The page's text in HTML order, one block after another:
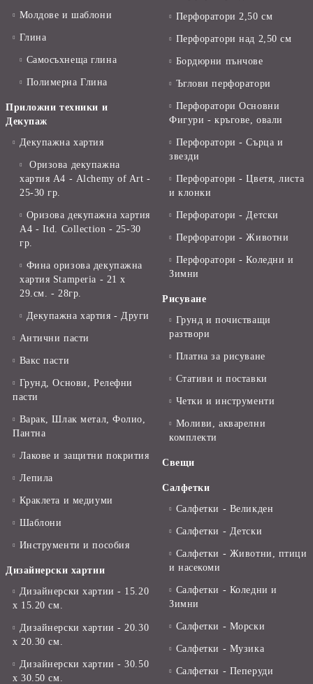
Молдове и шаблони
Глина
Самосъхнеща глина
Полимерна Глина
Приложни техники и
Декупаж
Декупажна хартия
Оризова декупажна
хартия А4 - Alchemy of Art -
25-30 гр.
Оризова декупажна хартия
А4 - Itd. Collection - 25-30
гр.
Фина оризова декупажна
хартия Stamperia - 21 х
29.см. - 28гр.
Декупажна хартия - Други
Антични пасти
Вакс пасти
Грунд, Основи, Релефни
пасти
Варак, Шлак метал, Фолио,
Пантна
Лакове и защитни покрития
Лепила
Краклета и медиуми
Шаблони
Инструменти и пособия
Дизайнерски хартии
Дизайнерски хартии - 15.20
х 15.20 см.
Дизайнерски хартии - 20.30
х 20.30 см.
Дизайнерски хартии - 30.50
х 30.50 см.
Перфоратори 2,50 см
Перфоратори над 2,50 см
Бордюрни пънчове
Ъглови перфоратори
Перфоратори Основни
Фигури - кръгове, овали
Перфоратори - Сърца и
звезди
Перфоратори - Цветя, листа
и клонки
Перфоратори - Детски
Перфоратори - Животни
Перфоратори - Коледни и
Зимни
Рисуване
Грунд и почистващи
разтвори
Платна за рисуване
Стативи и поставки
Четки и инструменти
Моливи, акварелни
комплекти
Свещи
Салфетки
Салфетки - Великден
Салфетки - Детски
Салфетки - Животни, птици
и насекоми
Салфетки - Коледни и
Зимни
Салфетки - Морски
Салфетки - Музика
Салфетки - Пеперуди